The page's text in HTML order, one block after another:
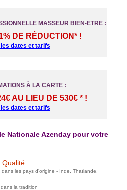
MASSEUR BIEN-ETRE :
DE RÉDUCTION* !
les dates et tarifs
À LA CARTE :
AU LIEU DE 530€ * !
les dates et tarifs
Nationale Azenday pour votre
Qualité :
les pays d'origine - Inde, Thaïlande,
la tradition